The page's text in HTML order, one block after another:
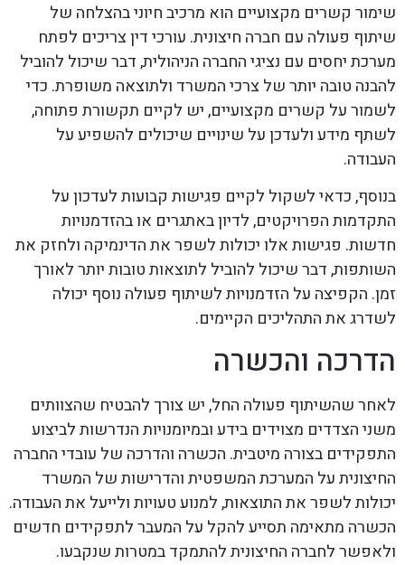
שימור קשרים מקצועיים הוא מרכיב חיוני בהצלחה של
שיתוף פעולה עם חברה חיצונית. עורכי דין צריכים לפתח
מערכת יחסים עם נציגי החברה הניהולית, דבר שיכול להוביל
להבנה טובה יותר של צרכי המשרד ולתוצאה משופרת. כדי
לשמור על קשרים מקצועיים, יש לקיים תקשורת פתוחה,
לשתף מידע ולעדכן על שינויים שיכולים להשפיע על
העבודה.
בנוסף, כדאי לשקול לקיים פגישות קבועות לעדכון על
התקדמות הפרויקטים, לדיון באתגרים או בהזדמנויות
חדשות. פגישות אלו יכולות לשפר את הדינמיקה ולחזק את
השותפות, דבר שיכול להוביל לתוצאות טובות יותר לאורך
זמן. הקפיצה על הזדמנויות לשיתוף פעולה נוסף יכולה
לשדרג את התהליכים הקיימים.
הדרכה והכשרה
לאחר שהשיתוף פעולה החל, יש צורך להבטיח שהצוותים
משני הצדדים מצוידים בידע ובמיומנויות הנדרשות לביצוע
התפקידים בצורה מיטבית. הכשרה והדרכה של עובדי החברה
החיצונית על המערכת המשפטית והדרישות של המשרד
יכולות לשפר את התוצאות, למנוע טעויות ולייעל את העבודה.
הכשרה מתאימה תסייע להקל על המעבר לתפקידים חדשים
ולאפשר לחברה החיצונית להתמקד במטרות שנקבעו.